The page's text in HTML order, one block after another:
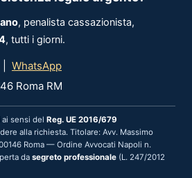
, penalista cassazionista,
, tutti i giorni.
WhatsApp
Roma RM
sensi del Reg. UE 2016/679
alla richiesta. Titolare: Avv. Massimo
Roma — Ordine Avvocati Napoli n.
da segreto professionale (L. 247/2012